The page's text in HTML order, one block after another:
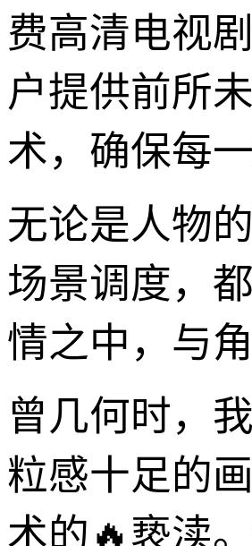
费高清电视
户提供前所
术，确保每
无论是人物
场景调度，
情之中，与
曾几何时，
粒感十足的
术的🔥亵渎